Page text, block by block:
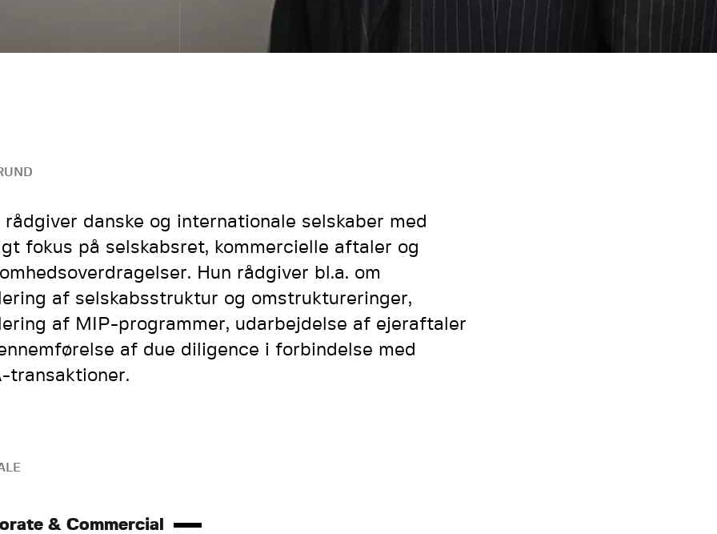
rådgiver danske og internationale selskaber med
fokus på selskabsret, kommercielle aftaler og
Hun rådgiver bl.a. om
af selskabsstruktur og omstruktureringer,
af MIP-programmer, udarbejdelse af ejeraftaler
af due diligence i forbindelse med
transaktioner.
& Commercial